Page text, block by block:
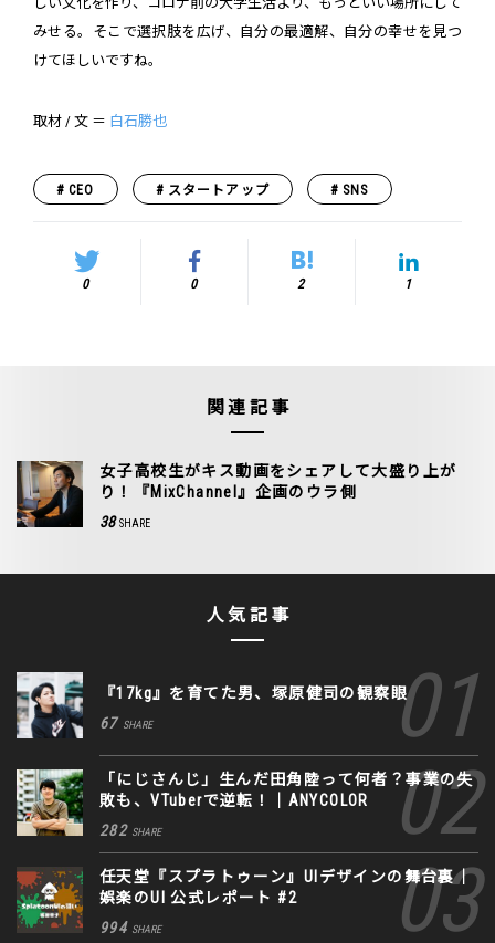
みせる。そこで選択肢を広げ、自分の最適解、自分の幸せを見つ
けてほしいですね。
取材 / 文 ＝ 白石勝也
CEO スタートアップ SNS
0 0 2 1
関連記事
女子高校生がキス動画をシェアして大盛り上が
り！『MixChannel』企画のウラ側
38 SHARE
人気記事
『17kg』を育てた男、塚原健司の観察眼
67 SHARE
「にじさんじ」生んだ田角陸って何者？事業の失
敗も、VTuberで逆転！｜ANYCOLOR
282 SHARE
任天堂『スプラトゥーン』UIデザインの舞台裏｜
娯楽のUI 公式レポート #2
994 SHARE